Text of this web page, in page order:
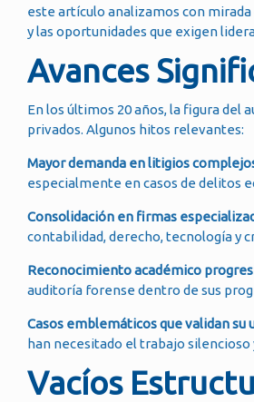
este artículo analizamos con
y las oportunidades que exigen
Avances
En los últimos 20 años, la figura del
privados. Algunos hitos relevantes:
Mayor demanda en litigios
especialmente en casos de delitos
Consolidación en firmas
contabilidad, derecho, tecnología y
Reconocimiento académico
auditoría forense dentro de sus
Casos emblemáticos que validan su
han necesitado el trabajo
Vacíos